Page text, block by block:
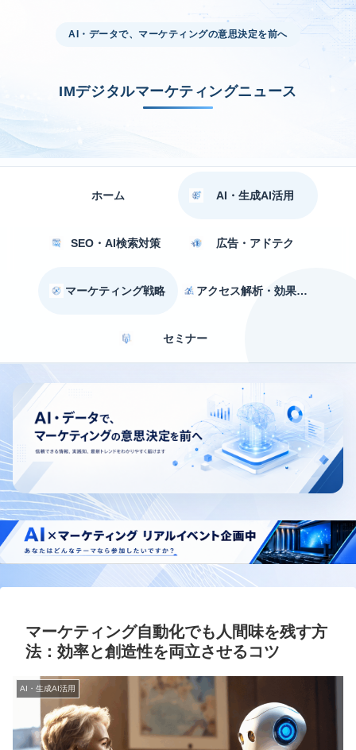
AI・データで、マーケティングの意思決定を前へ
IMデジタルマーケティングニュース
ホーム AI・生成AI活用
SEO・AI検索対策 広告・アドテク
マーケティング戦略 アクセス解析・効果測定
セミナー
マーケティング自動化でも人間味を残す方
法：効率と創造性を両立させるコツ
AI・生成AI活用